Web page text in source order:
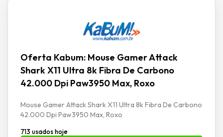
Oferta Kabum: Mouse Gamer Attack
Shark X11 Ultra 8k Fibra De Carbono
42.000 Dpi Paw3950 Max, Roxo
Mouse Gamer Attack Shark X11 Ultra 8k Fibra De Carbono
42.000 Dpi Paw3950 Max, Roxo
713 usados hoje